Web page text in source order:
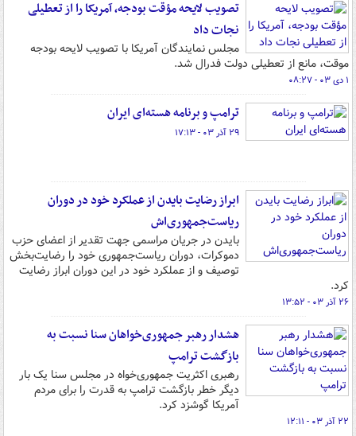
تصویب لایحه مؤقت بودجه، آمریکا را از تعطیلی
نجات داد
مجلس نمایندگان آمریکا با تصویب لایحه بودجه
موقت، مانع از تعطیلی دولت فدرال شد.
۱ دی ۰۳ - ۰۸:۲۷
ترامپ و برنامه هسته‌ای ایران
۲۹ آذر ۰۳ - ۱۷:۱۳
ابراز رضایت بایدن از عملکرد خود در دوران
ریاست‌جمهوری‌اش
بایدن در جریان مراسمی جهت تقدیر از اعضای حزب
دموکرات،‌ دوران ریاست‌جمهوری خود را رضایت‌بخش
توصیف و از عملکرد خود در این دوران ابراز رضایت
کرد.
۲۶ آذر ۰۳ - ۱۳:۵۲
هشدار رهبر جمهوری‌خواهان سنا نسبت به
بازگشت ترامپ
رهبری اکثریت جمهوری‌خواه در مجلس سنا یک بار
دیگر خطر بازگشت ترامپ به قدرت را برای مردم
آمریکا گوشزد کرد.
۲۲ آذر ۰۳ - ۱۲:۱۱